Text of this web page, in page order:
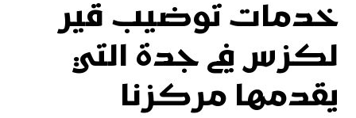
خدمات توضيب قير
لكزس في جدة التي
يقدمها مركزنا